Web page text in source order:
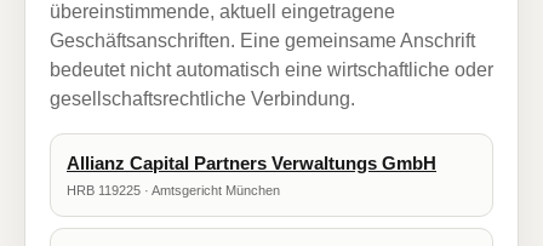
übereinstimmende, aktuell eingetragene
Geschäftsanschriften. Eine gemeinsame Anschrift
bedeutet nicht automatisch eine wirtschaftliche oder
gesellschaftsrechtliche Verbindung.
Allianz Capital Partners Verwaltungs GmbH
HRB 119225 · Amtsgericht München